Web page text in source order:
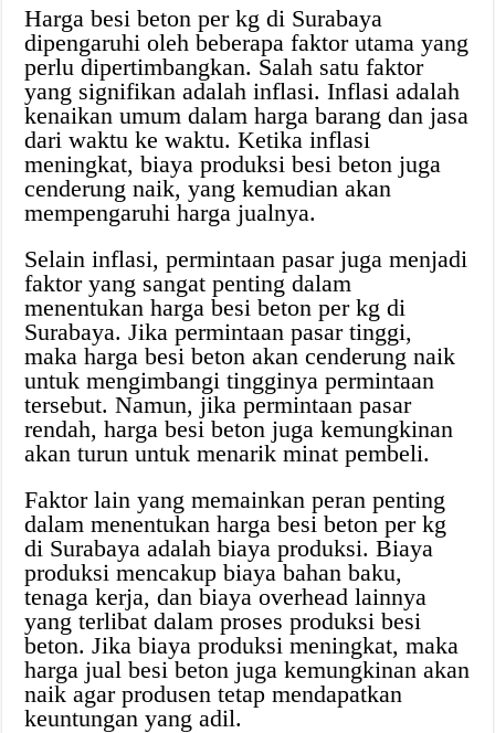
Harga besi beton per kg di Surabaya
dipengaruhi oleh beberapa faktor utama yang
perlu dipertimbangkan. Salah satu faktor
yang signifikan adalah inflasi. Inflasi adalah
kenaikan umum dalam harga barang dan jasa
dari waktu ke waktu. Ketika inflasi
meningkat, biaya produksi besi beton juga
cenderung naik, yang kemudian akan
mempengaruhi harga jualnya.
Selain inflasi, permintaan pasar juga menjadi
faktor yang sangat penting dalam
menentukan harga besi beton per kg di
Surabaya. Jika permintaan pasar tinggi,
maka harga besi beton akan cenderung naik
untuk mengimbangi tingginya permintaan
tersebut. Namun, jika permintaan pasar
rendah, harga besi beton juga kemungkinan
akan turun untuk menarik minat pembeli.
Faktor lain yang memainkan peran penting
dalam menentukan harga besi beton per kg
di Surabaya adalah biaya produksi. Biaya
produksi mencakup biaya bahan baku,
tenaga kerja, dan biaya overhead lainnya
yang terlibat dalam proses produksi besi
beton. Jika biaya produksi meningkat, maka
harga jual besi beton juga kemungkinan akan
naik agar produsen tetap mendapatkan
keuntungan yang adil.